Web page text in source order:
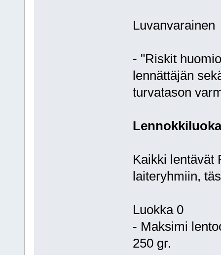
Luvanvarainen
- "Riskit
lennättäjän
turvatason
Kaikki lentävät
laiteryhmiin,
Luokka 0
- Maksimi
250 gr.